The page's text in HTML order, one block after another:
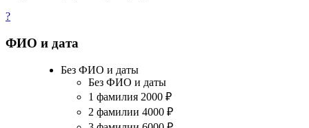
?
ФИО и дата
Без ФИО и даты
Без ФИО и даты
1 фамилия 2000 ₽
2 фамилии 4000 ₽